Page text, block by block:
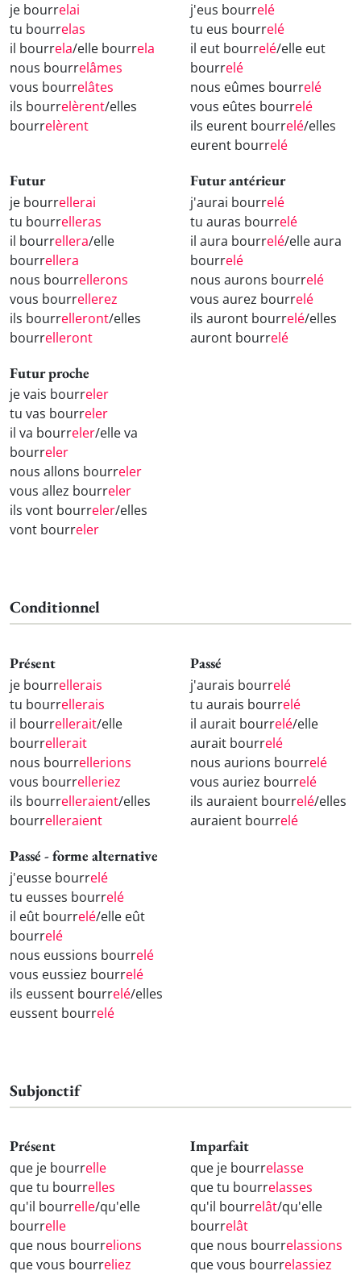
je bourrelai
tu bourrelas
il bourrela/elle bourrela
nous bourrelâmes
vous bourrelâtes
ils bourrelèrent/elles
bourrelèrent
j'eus bourrelé
tu eus bourrelé
il eut bourrelé/elle eut
bourrelé
nous eûmes bourrelé
vous eûtes bourrelé
ils eurent bourrelé/elles
eurent bourrelé
Futur
je bourrellerai
tu bourrelleras
il bourrellera/elle
bourrellera
nous bourrellerons
vous bourrellerez
ils bourrelleront/elles
bourrelleront
Futur antérieur
j'aurai bourrelé
tu auras bourrelé
il aura bourrelé/elle aura
bourrelé
nous aurons bourrelé
vous aurez bourrelé
ils auront bourrelé/elles
auront bourrelé
Futur proche
je vais bourreler
tu vas bourreler
il va bourreler/elle va
bourreler
nous allons bourreler
vous allez bourreler
ils vont bourreler/elles
vont bourreler
Conditionnel
Présent
je bourrellerais
tu bourrellerais
il bourrellerait/elle
bourrellerait
nous bourrellerions
vous bourrelleriez
ils bourrelleraient/elles
bourrelleraient
Passé
j'aurais bourrelé
tu aurais bourrelé
il aurait bourrelé/elle
aurait bourrelé
nous aurions bourrelé
vous auriez bourrelé
ils auraient bourrelé/elles
auraient bourrelé
Passé - forme alternative
j'eusse bourrelé
tu eusses bourrelé
il eût bourrelé/elle eût
bourrelé
nous eussions bourrelé
vous eussiez bourrelé
ils eussent bourrelé/elles
eussent bourrelé
Subjonctif
Présent
que je bourrelle
que tu bourrelles
qu'il bourrelle/qu'elle
bourrelle
que nous bourrelions
que vous bourreliez
Imparfait
que je bourrelasse
que tu bourrelasses
qu'il bourrelât/qu'elle
bourrelât
que nous bourrelassions
que vous bourrelassiez